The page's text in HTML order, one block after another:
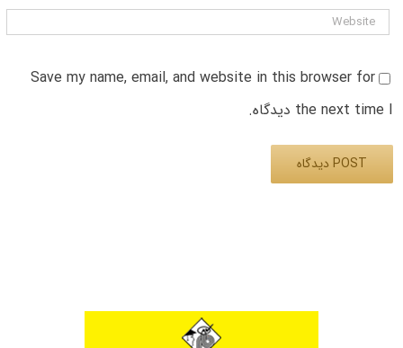
Save my name, email, and website in this browser for
the next time I دیدگاه.